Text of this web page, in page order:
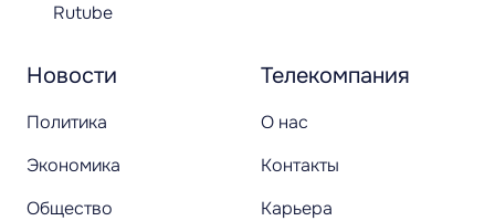
Новости
Политика
Экономика
Общество
Телекомпания
О нас
Контакты
Карьера
Rutube